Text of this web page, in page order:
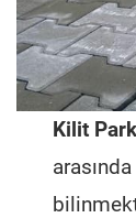
Kilit
arasında